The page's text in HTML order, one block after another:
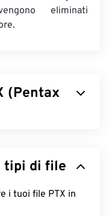
eliminati
(Pentax
fotocamere digitali
di recuperare
e molti altri
tipi di file
file PTX in